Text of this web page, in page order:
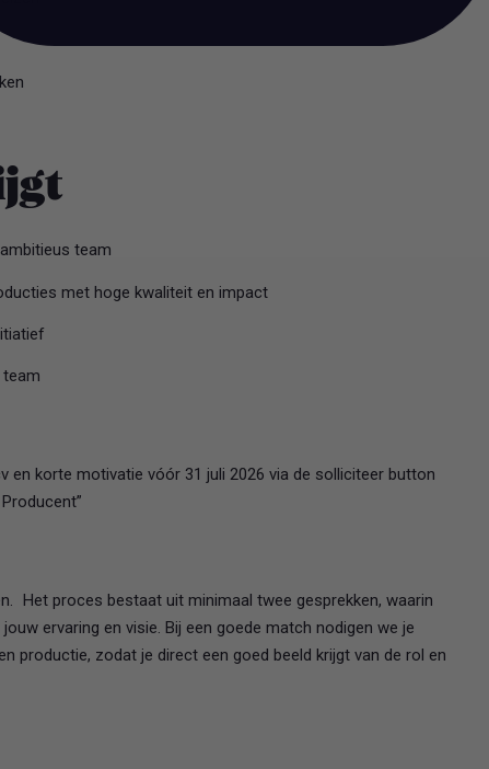
team
met hoge kwaliteit en impact
en korte motivatie vóór 31 juli 2026 via de solliciteer button
Het proces bestaat uit minimaal twee gesprekken, waarin
ervaring en visie. Bij een goede match nodigen we je
productie, zodat je direct een goed beeld krijgt van de rol en